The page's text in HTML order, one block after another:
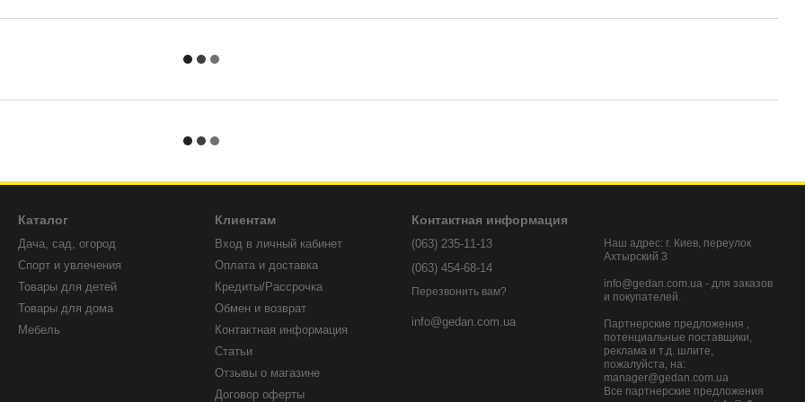
Каталог
Дача, сад, огород
Спорт и увлечения
Товары для детей
Товары для дома
Мебель
Клиентам
Вход в личный кабинет
Оплата и доставка
Кредиты/Рассрочка
Обмен и возврат
Контактная информация
Статьи
Отзывы о магазине
Договор оферты
Контактная информация
(063) 235-11-13
(063) 454-68-14
Перезвонить вам?
info@gedan.com.ua
Наш адрес: г. Киев, переулок
Ахтырский 3
info@gedan.com.ua - для заказов
и покупателей.
Партнерские предложения ,
потенциальные поставщики,
реклама и т.д. шлите,
пожалуйста, на:
manager@gedan.com.ua
Все партнерские предложения